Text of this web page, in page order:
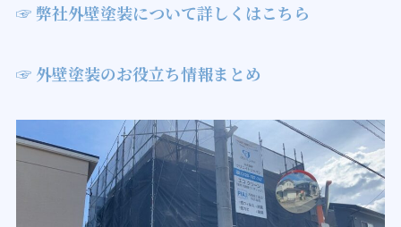
☞ 弊社外壁塗装について詳しくはこちら
☞ 外壁塗装のお役立ち情報まとめ